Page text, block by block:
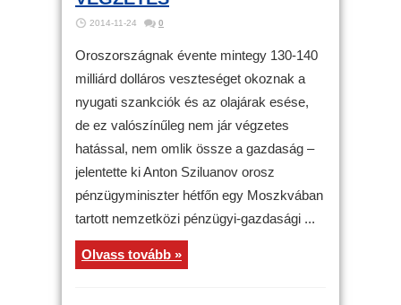
2014-11-24 0
Oroszországnak évente mintegy 130-140
milliárd dolláros veszteséget okoznak a
nyugati szankciók és az olajárak esése,
de ez valószínűleg nem jár végzetes
hatással, nem omlik össze a gazdaság –
jelentette ki Anton Sziluanov orosz
pénzügyminiszter hétfőn egy Moszkvában
tartott nemzetközi pénzügyi-gazdasági ...
Olvass tovább »